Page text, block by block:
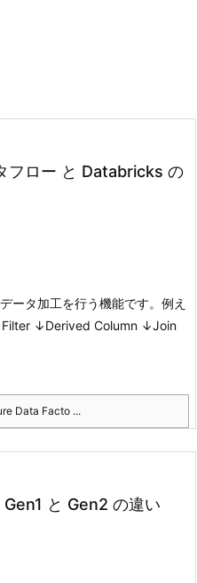
ロー と Databricks の
ータ加工を行う機能です。 例え
↓Derived Column ↓Join
Data Facto ...
と Gen2 の違い